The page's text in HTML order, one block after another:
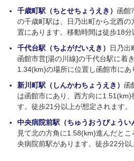
千歳町駅（ちとせちょうえき） 函館
の千歳町駅は、日乃出町から北西
置にあります。移動時間は徒歩18分
千代台駅（ちよがだいえき）
日乃出
函館市営[湯の川線]の千代台駅に着
1.34(km)の場所に位置し函館市にあ
新川町駅（しんかわちょうえき） 函
は函館市にあり、西方向に1.51(km)
す。徒歩21分以上が想定されます。
中央病院前駅（ちゅうおうびょうい
見て北の方角に1.58(km)進んだと
央病院前駅があります。徒歩22分以